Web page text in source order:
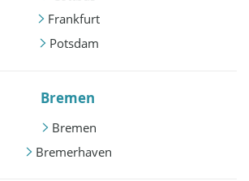
Frankfurt
Potsdam
Bremen
Bremen
Bremerhaven